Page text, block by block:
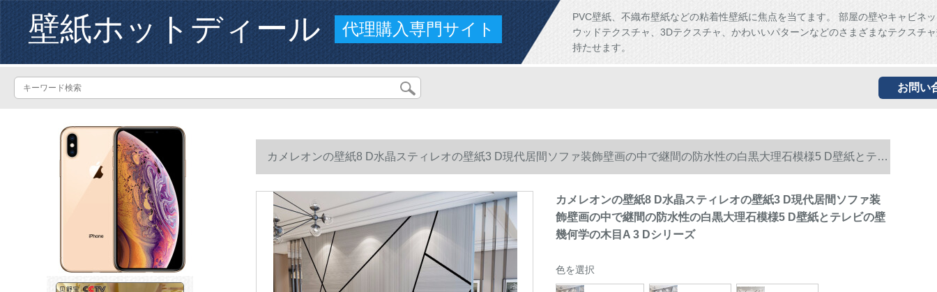
壁紙ホットディール 代理購入専門サイト
PVC壁紙、不織布壁紙などの粘着性壁紙に焦点を当てます。 部屋の壁やキャビネ
ウッドテクスチャ、3Dテクスチャ、かわいいパターンなどのさまざまなテクスチ
持たせます。
お問い
カメレオンの壁紙8 D水晶スティレオの壁紙3 D現代居間ソファ装飾壁画の中で継間の防水性の白黒大理石模様5 D壁紙とテレ
ビの壁幾何学の木目A 3 Dシリーズ
カメレオンの壁紙8 D水晶スティレオの壁紙3 D現代居間ソファ装
飾壁画の中で継間の防水性の白黒大理石模様5 D壁紙とテレビの壁
幾何学の木目A 3 Dシリーズ
色を選択